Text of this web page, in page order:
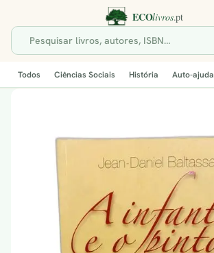
Todos Ciências Sociais História Auto-ajuda